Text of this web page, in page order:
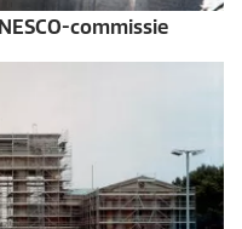
commissie